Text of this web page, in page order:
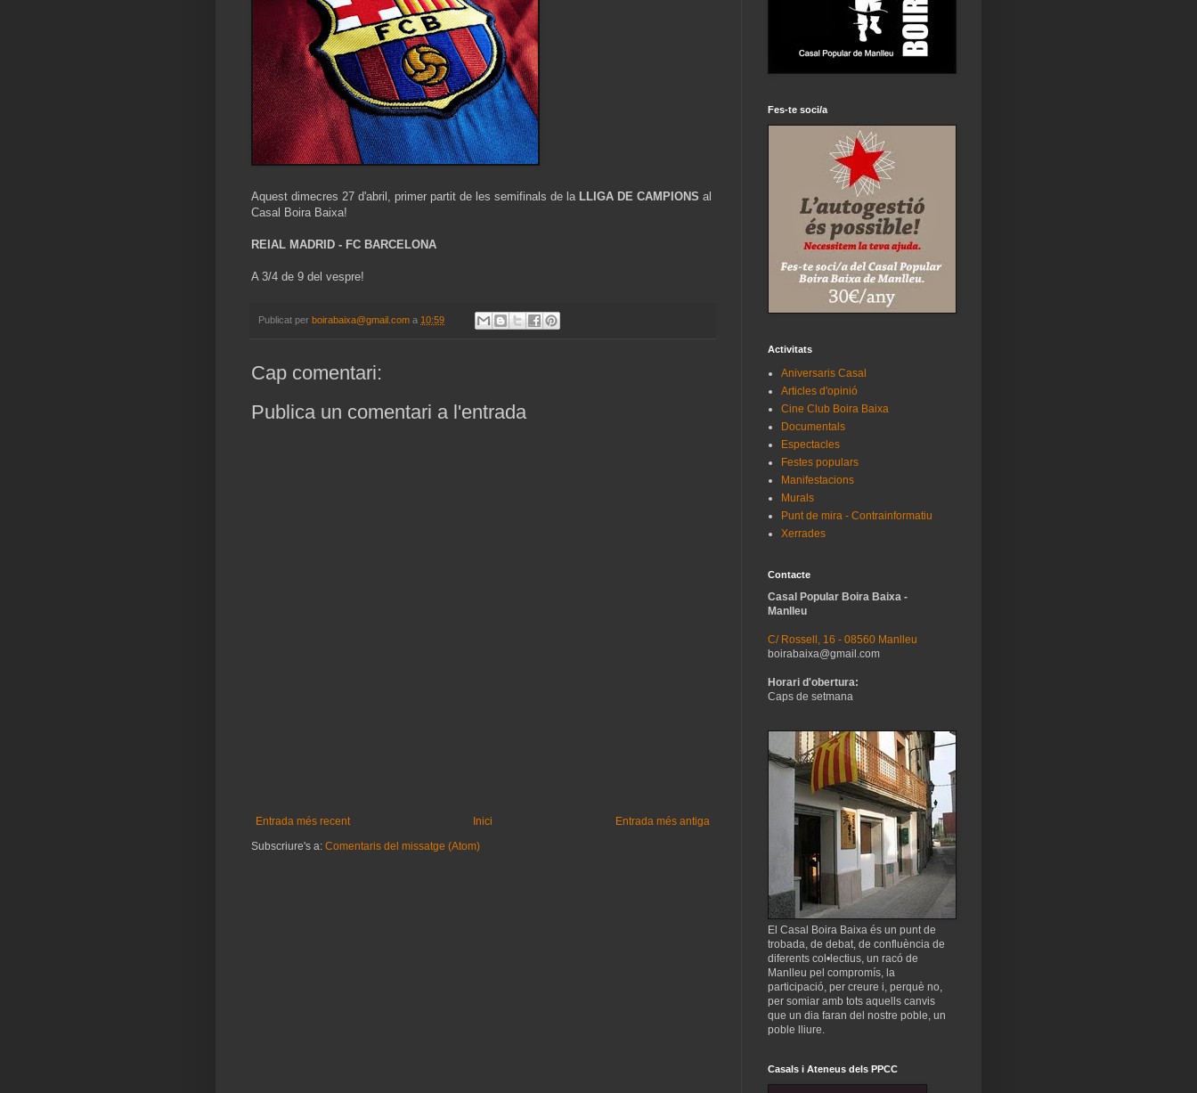
Aquest dimecres 27 d'abril, primer partit de les semifinals de la LLIGA DE CAMPIONS al
Casal Boira Baixa!
REIAL MADRID - FC BARCELONA
A 3/4 de 9 del vespre!
Publicat per boirabaixa@gmail.com a 10:59
Cap comentari:
Publica un comentari a l'entrada
Entrada més recent Entrada més antiga
Inici
Subscriure's a: Comentaris del missatge (Atom)
Fes-te soci/a
Activitats
Aniversaris Casal
Articles d'opinió
Cine Club Boira Baixa
Documentals
Espectacles
Festes populars
Manifestacions
Murals
Punt de mira - Contrainformatiu
Xerrades
Contacte
Casal Popular Boira Baixa -
Manlleu
C/ Rossell, 16 - 08560 Manlleu
boirabaixa@gmail.com
Horari d'obertura:
Caps de setmana
El Casal Boira Baixa és un punt de
trobada, de debat, de confluència de
diferents col•lectius, un racó de
Manlleu pel compromís, la
participació, per creure i, perquè no,
per somiar amb tots aquells canvis
que un dia faran del nostre poble, un
poble lliure.
Casals i Ateneus dels PPCC